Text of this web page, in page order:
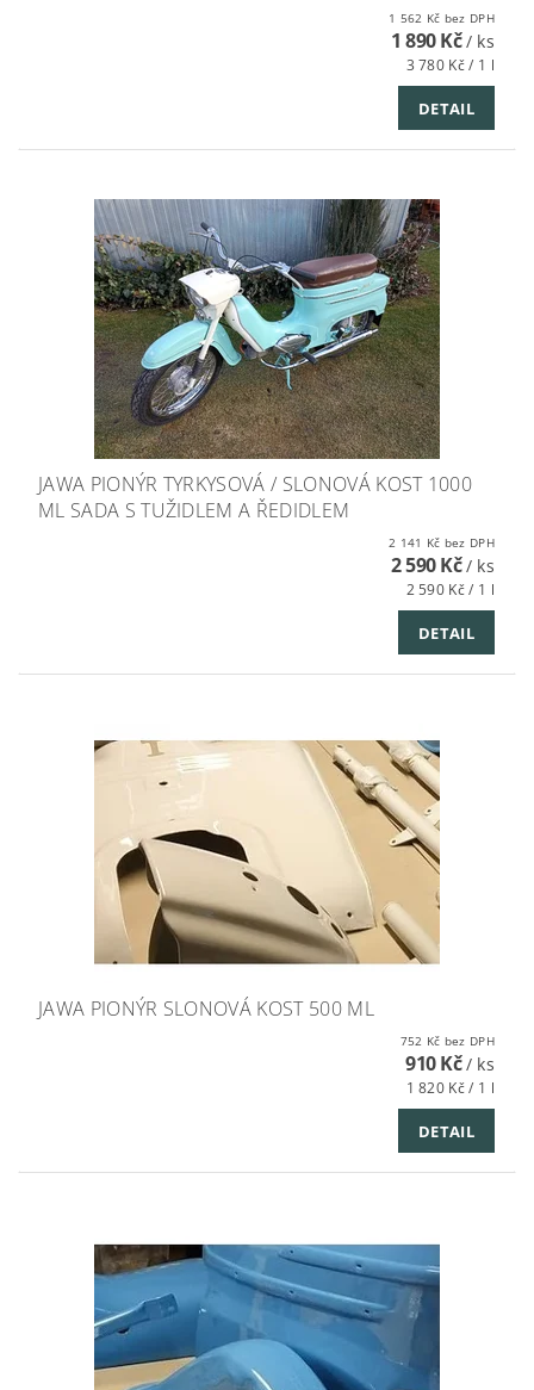
1 562 Kč bez DPH
1 890 Kč/ ks
3 780 Kč / 1 l
DETAIL
JAWA PIONÝR TYRKYSOVÁ / SLONOVÁ KOST 1000
ML SADA S TUŽIDLEM A ŘEDIDLEM
2 141 Kč bez DPH
2 590 Kč/ ks
2 590 Kč / 1 l
DETAIL
JAWA PIONÝR SLONOVÁ KOST 500 ML
752 Kč bez DPH
910 Kč/ ks
1 820 Kč / 1 l
DETAIL